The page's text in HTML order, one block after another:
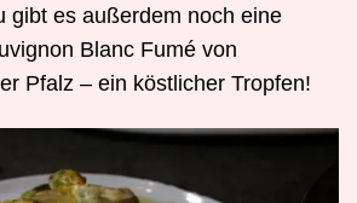
gibt es außerdem noch eine
Blanc Fumé von
Pfalz – ein köstlicher Tropfen!